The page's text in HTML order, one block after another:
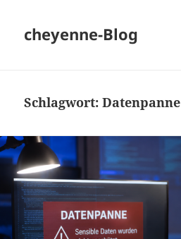
cheyenne-Blog
Schlagwort:Datenpanne